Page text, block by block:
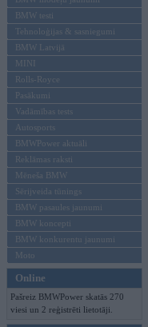
BMW testi
Tehnoloģijas & sasniegumi
BMW Latvijā
MINI
Rolls-Royce
Pasākumi
Vadāmības tests
Autosports
BMWPower aktuāli
Reklāmas raksti
Mēneša BMW
Sērijveida tūnings
BMW pasaules jaunumi
BMW koncepti
BMW konkurentu jaunumi
Moto
Online
Pašreiz BMWPower skatās 270
viesi un 2 reģistrēti lietotāji.